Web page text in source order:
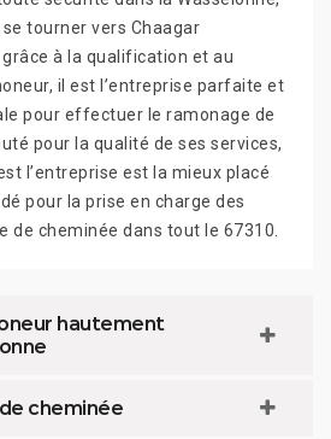
tourner vers Chaagar
à la qualification et au
il est l’entreprise parfaite et
pour effectuer le ramonage de
pour la qualité de ses services,
l’entreprise est la mieux placé
pour la prise en charge des
de cheminée dans tout le 67310.
hautement
cheminée